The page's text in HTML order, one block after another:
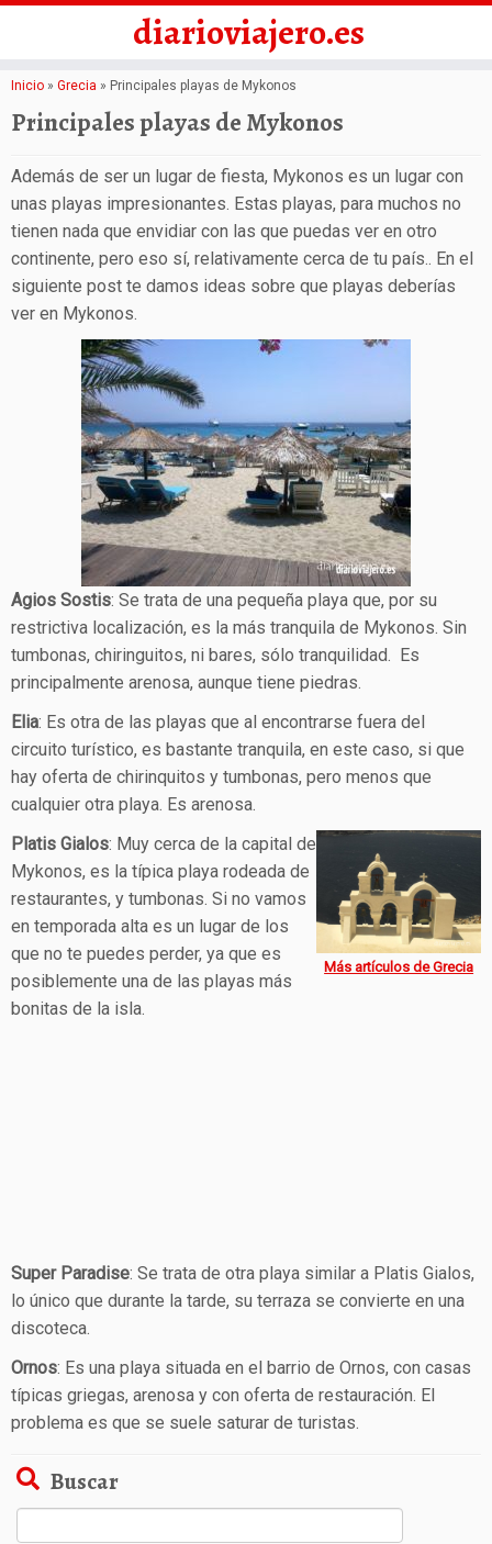
Saltar
al
diarioviajero.es
Inicio » Grecia » Principales playas de Mykonos
Principales playas de Mykonos
Además de ser un lugar de fiesta, Mykonos es un lugar con
unas playas impresionantes. Estas playas, para muchos no
tienen nada que envidiar con las que puedas ver en otro
continente, pero eso sí, relativamente cerca de tu país.. En el
siguiente post te damos ideas sobre que playas deberías
ver en Mykonos.
Agios Sostis: Se trata de una pequeña playa que, por su
restrictiva localización, es la más tranquila de Mykonos. Sin
tumbonas, chiringuitos, ni bares, sólo tranquilidad. Es
principalmente arenosa, aunque tiene piedras.
Elia: Es otra de las playas que al encontrarse fuera del
circuito turístico, es bastante tranquila, en este caso, si que
hay oferta de chirinquitos y tumbonas, pero menos que
cualquier otra playa. Es arenosa.
Más artículos de Grecia
Platis Gialos: Muy cerca de la capital de
Mykonos, es la típica playa rodeada de
restaurantes, y tumbonas. Si no vamos
en temporada alta es un lugar de los
que no te puedes perder, ya que es
posiblemente una de las playas más
bonitas de la isla.
Super Paradise: Se trata de otra playa similar a Platis Gialos,
lo único que durante la tarde, su terraza se convierte en una
discoteca.
Ornos: Es una playa situada en el barrio de Ornos, con casas
típicas griegas, arenosa y con oferta de restauración. El
problema es que se suele saturar de turistas.
Buscar